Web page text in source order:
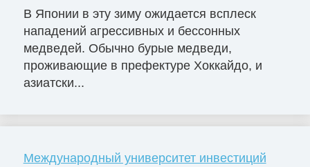
В Японии в эту зиму ожидается всплеск
нападений агрессивных и бессонных
медведей. Обычно бурые медведи,
проживающие в префектуре Хоккайдо, и
азиатски...
Международный университет инвестиций